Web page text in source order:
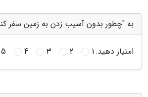
به "چطور بدون آسیب زدن به زمین سفر
امتیاز دهید:1
2
3
4
5